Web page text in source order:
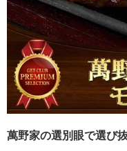
萬野家の選別眼で選び